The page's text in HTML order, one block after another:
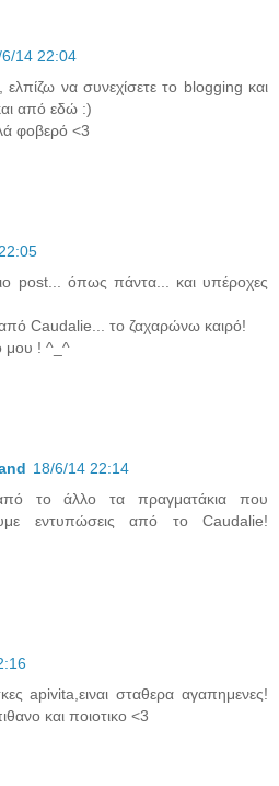
6/14 22:04
ελπίζω να συνεχίσετε το blogging και
από εδώ :)
φοβερό <3
post... όπως πάντα... και υπέροχες
Caudalie... το ζαχαρώνω καιρό!
μου ! ^_^
18/6/14 22:14
το άλλο τα πραγματάκια που
εντυπώσεις από το Caudalie!
apivita,ειναι σταθερα αγαπημενες!
και ποιοτικο <3